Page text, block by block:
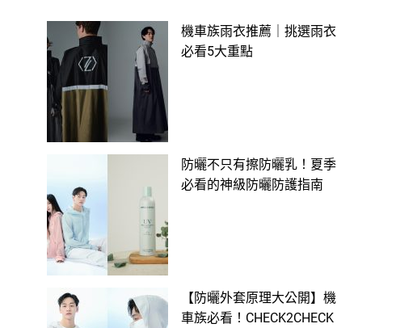
機車族雨衣推薦｜挑選雨衣
必看5大重點
防曬不只有擦防曬乳！夏季
必看的神級防曬防護指南
【防曬外套原理大公開】機
車族必看！CHECK2CHECK